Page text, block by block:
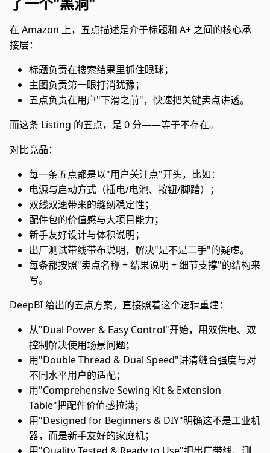
在 Amazon 上，五点描述是介于标题和 A+ 之间的核心承
接层：
标题负责在搜索结果里抓住眼球；
主图负责第一眼打消犹豫；
五点负责在用户"下滑之前"，快速把关键卖点讲透。
而这条 Listing 的五点，是 0 分——等于不存在。
对比竞品：
每一条五点都是以"用户关注点"开头，比如：
电源与启动方式（插电/电池、按钮/脚踏）；
双线双速带来的缝纫稳定性；
配件包的价值感与大项目能力；
新手友好设计与体积说明；
出厂测试带线带布说明，解决"是不是二手"的疑虑。
每条都按照"卖点名称 + 结果说明 + 细节支撑"的结构来
写。
DeepBI 给出的五点方案，直接照着这个逻辑重建：
从"Dual Power & Easy Control"开始，用双供电、双
控制解决使用场景问题；
用"Double Thread & Dual Speed"讲清缝合强度与对
不同水平用户的适配；
用"Comprehensive Sewing Kit & Extension
Table"把配件价值感拉满；
用"Designed for Beginners & DIY"明确这不是工业机
器，而是新手友好的家庭机；